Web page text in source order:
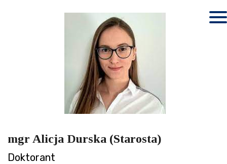
mgr Alicja Durska (Starosta)
Doktorant